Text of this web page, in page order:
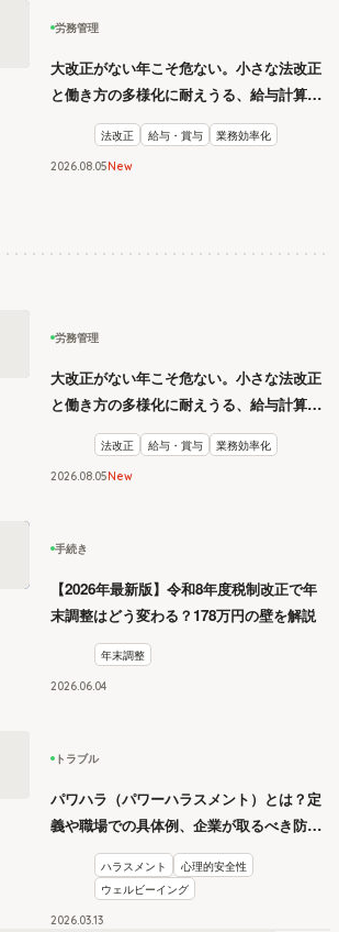
労務管理
大改正がない年こそ危ない。小さな法改正
と働き方の多様化に耐えうる、給与計算と
リスク管理
法改正 給与・賞与 業務効率化
2026.08 05New
労務管理
大改正がない年こそ危ない。小さな法改正
と働き方の多様化に耐えうる、給与計算と
リスク管理
法改正 給与・賞与 業務効率化
2026.08 05New
手続き
【2026年最新版】令和8年度税制改正で年
末調整はどう変わる？178万円の壁を解説
年末調整
2026.06 04
トラブル
パワハラ（パワーハラスメント）とは？定
義や職場での具体例、企業が取るべき防止
措置を学ぶ
ハラスメント
心理的安全性
ウェルビーイング
2026.0313